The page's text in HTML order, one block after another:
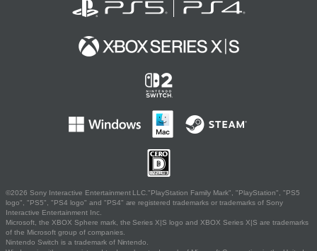
©2026 Sony Interactive Entertainment LLC."PlayStation Family Mark", "PlayStation", "PS5
logo", "PS5", "PS4 logo" and "PS4" are registered trademarks or trademarks of Sony
Interactive Entertainment Inc.
Microsoft, the XBOX Sphere mark, the Series X|S logo and XBOX Series X|S are trademarks
of the Microsoft group of companies.
Nintendo Switch is a trademark of Nintendo.